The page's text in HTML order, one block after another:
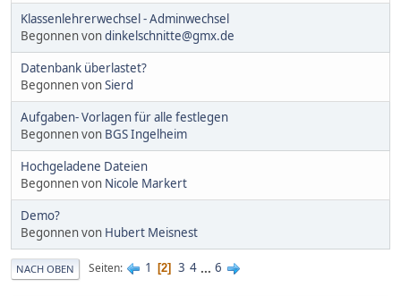
Klassenlehrerwechsel - Adminwechsel
Begonnen vondinkelschnitte@gmx.de
Datenbank überlastet?
Begonnen vonSierd
Aufgaben- Vorlagen für alle festlegen
Begonnen von BGS Ingelheim
Hochgeladene Dateien
Begonnen von Nicole Markert
Demo?
Begonnen von Hubert Meisnest
NACH OBEN Seiten 1 2 3 4 ... 6